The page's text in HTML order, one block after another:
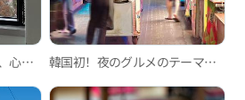
金井山のふもとで出会う、心やすらぐ時間『森404』 韓国初！夜のグルメのテーマパーク、富平カントン夜市